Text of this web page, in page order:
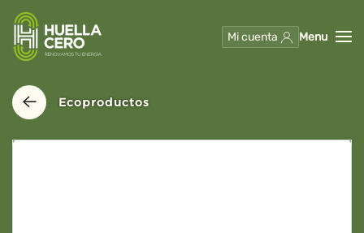
Skip to main content
Mi cuenta Menu
Ecoproductos